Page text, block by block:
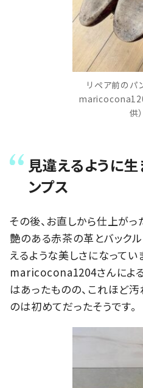
リペア前のパ
供）
見違えるように
ンプス
その後、お直しから仕上がっ
艶のある赤茶の革とバック
えるような美しさになってい
maricocona1204さんによ
はあったものの、これほど
のは初めてだったそうです。